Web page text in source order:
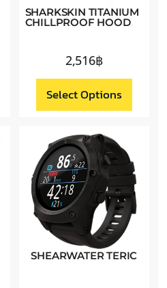
SHARKSKIN TITANIUM
CHILLPROOF HOOD
2,516฿
Select Options
SHEARWATER TERIC